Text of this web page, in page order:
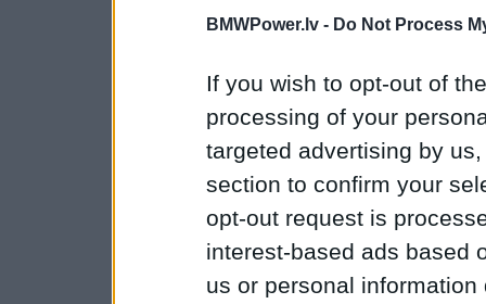
BMWPower.lv - Do Not Process
If you wish to opt-out of
processing of your
targeted advertising by
section to confirm your
opt-out request is
interest-based ads based
us or personal